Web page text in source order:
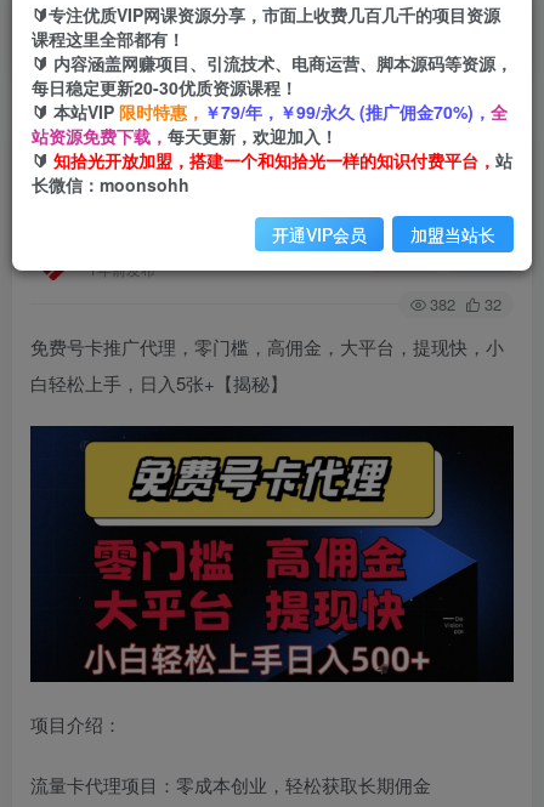
首页 会员免费 正文
免费号卡推广代理，零门槛，高佣金，大平台，提
现快，小白轻松上手，日入5张+
1年前发布
关注 私信
382 32
免费号卡推广代理，零门槛，高佣金，大平台，提现快，小
白轻松上手，日入5张+【揭秘】
项目介绍：
流量卡代理项目：零成本创业，轻松获取长期佣金
🔰专注优质VIP网课资源分享，市面上收费几百几千的项目资源
课程这里全部都有！
🔰 内容涵盖网赚项目、引流技术、电商运营、脚本源码等资源，
每日稳定更新20-30优质资源课程！
🔰 本站VIP 限时特惠， ￥79/年，￥99/永久 (推广佣金70%)， 全
站资源免费下载， 每天更新，欢迎加入！
🔰 知拾光开放加盟，搭建一个和知拾光一样的知识付费平台， 站
长微信：moonsohh
开通VIP会员 加盟当站长